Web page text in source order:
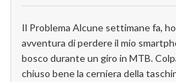
Il Problema Alcune settimane fa,
avventura di perdere il mio
bosco durante un giro in MTB.
chiuso bene la cerniera della